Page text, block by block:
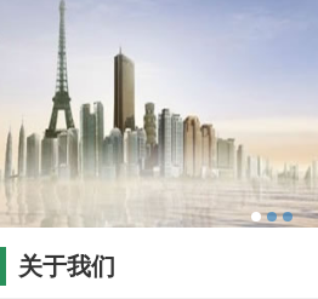
招聘信息
案例中心
关于我们